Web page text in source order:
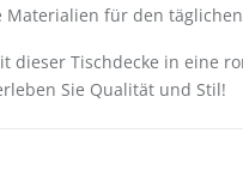
Materialien für den
dieser Tischdecke in eine
Sie Qualität und Stil!